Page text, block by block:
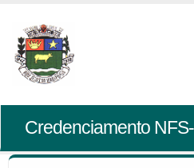
Credenciamento